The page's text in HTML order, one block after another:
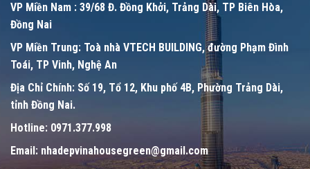
VP Miền Nam : 39/68 Đ. Đồng Khởi, Trảng Dài, TP Biên Hòa,
Đồng Nai
VP Miền Trung: Toà nhà VTECH BUILDING, đường Phạm Đình
Toái, TP Vinh, Nghệ An
Địa Chỉ Chính: Số 19, Tổ 12, Khu phố 4B, Phường Trảng Dài,
tỉnh Đồng Nai.
Hotline: 0971.377.998
Email: nhadepvinahousegreen@gmail.com